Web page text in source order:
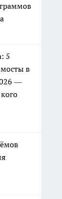
5
в
—